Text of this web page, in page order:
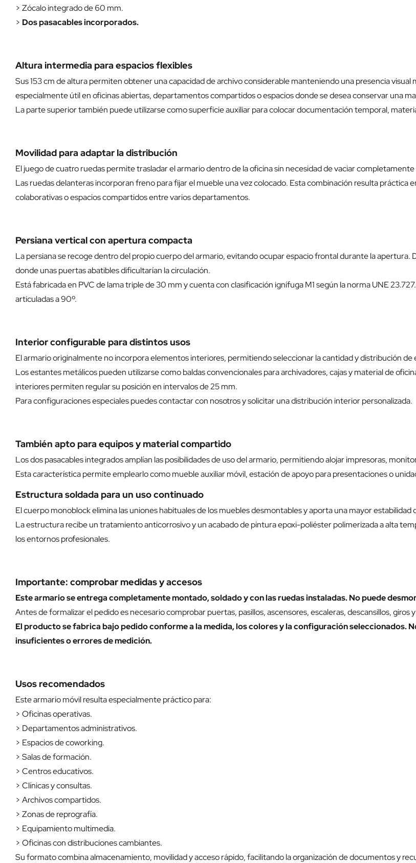
> Zócalo integrado de 60 mm.
> Dos pasacables incorporados.
Altura intermedia para espacios flexibles
Sus 153 cm de altura permiten obtener una capacidad de archivo considerable manteniendo una presencia
especialmente útil en oficinas abiertas, departamentos compartidos o espacios donde se desea conservar una
La parte superior también puede utilizarse como superficie auxiliar para colocar documentación temporal,
Movilidad para adaptar la distribución
El juego de cuatro ruedas permite trasladar el armario dentro de la oficina sin necesidad de vaciar
Las ruedas delanteras incorporan freno para fijar el mueble una vez colocado. Esta combinación resulta práctica
colaborativas o espacios compartidos entre varios departamentos.
Persiana vertical con apertura compacta
La persiana se recoge dentro del propio cuerpo del armario, evitando ocupar espacio frontal durante la apertura.
donde unas puertas abatibles dificultarían la circulación.
Está fabricada en PVC de lama triple de 30 mm y cuenta con clasificación ignífuga M1 según la norma UNE
articuladas a 90º.
Interior configurable para distintos usos
El armario originalmente no incorpora elementos interiores, permitiendo seleccionar la cantidad y distribución de
Los estantes metálicos pueden utilizarse como baldas convencionales para archivadores, cajas y material de
interiores permiten regular su posición en intervalos de 25 mm.
Para configuraciones especiales puedes contactar con nosotros y solicitar una distribución interior personalizada.
También apto para equipos y material compartido
Los dos pasacables integrados amplían las posibilidades de uso del armario, permitiendo alojar impresoras,
Esta característica permite emplearlo como mueble auxiliar móvil, estación de apoyo para presentaciones o
Estructura soldada para un uso continuado
El cuerpo monoblock elimina las uniones habituales de los muebles desmontables y aporta una mayor estabilidad
La estructura recibe un tratamiento anticorrosivo y un acabado de pintura epoxi-poliéster polimerizada a alta
los entornos profesionales.
Importante: comprobar medidas y accesos
Este armario se entrega completamente montado, soldado y con las ruedas instaladas. No puede
Antes de formalizar el pedido es necesario comprobar puertas, pasillos, ascensores, escaleras, descansillos,
El producto se fabrica bajo pedido conforme a la medida, los colores y la configuración seleccionados.
insuficientes o errores de medición.
Usos recomendados
Este armario móvil resulta especialmente práctico para:
> Oficinas operativas.
> Departamentos administrativos.
> Espacios de coworking.
> Salas de formación.
> Centros educativos.
> Clínicas y consultas.
> Archivos compartidos.
> Zonas de reprografía.
> Equipamiento multimedia.
> Oficinas con distribuciones cambiantes.
Su formato combina almacenamiento, movilidad y acceso rápido, facilitando la organización de documentos y